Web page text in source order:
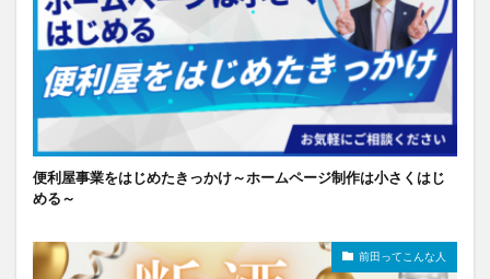
便利屋事業をはじめたきっかけ～ホームページ制作は小さくはじ
める～
前田ってこんな人